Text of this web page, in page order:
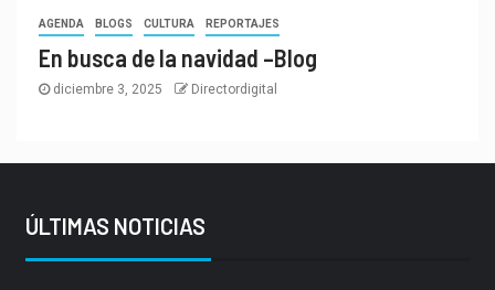
AGENDA BLOGS CULTURA REPORTAJES
En busca de la navidad –Blog
diciembre 3, 2025 Directordigital
ÚLTIMAS NOTICIAS